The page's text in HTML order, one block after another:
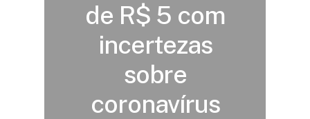
de R$ 5 com
incertezas
sobre
coronavírus